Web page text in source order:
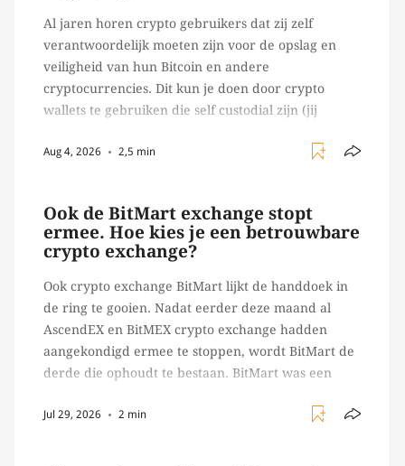
Al jaren horen crypto gebruikers dat zij zelf
verantwoordelijk moeten zijn voor de opslag en
veiligheid van hun Bitcoin en andere
cryptocurrencies. Dit kun je doen door crypto
wallets te gebruiken die self custodial zijn (jij
Ledger of Trezor bijvoorbeeld. Echter, op 29 juli
Aug 4, 2026 2,5 min
Ook de BitMart exchange stopt
ermee. Hoe kies je een betrouwbare
crypto exchange?
Ook crypto exchange BitMart lijkt de handdoek in
de ring te gooien. Nadat eerder deze maand al
AscendEX en BitMEX crypto exchange hadden
aangekondigd ermee te stoppen, wordt BitMart de
derde die ophoudt te bestaan. BitMart was een
crypto handelaren terecht konden om te handelen
Jul 29, 2026 2 min